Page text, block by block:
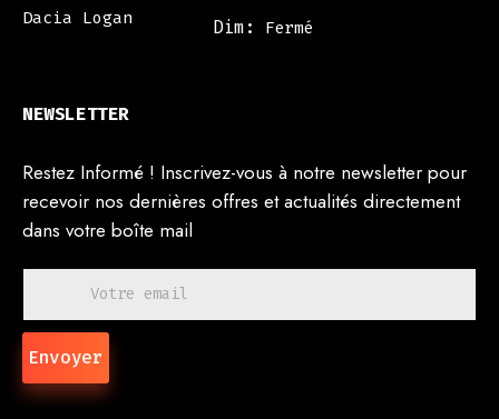
Dacia Logan
Dim: Fermé
NEWSLETTER
Restez Informé ! Inscrivez-vous à notre newsletter pour
recevoir nos dernières offres et actualités directement
dans votre boîte mail
Envoyer